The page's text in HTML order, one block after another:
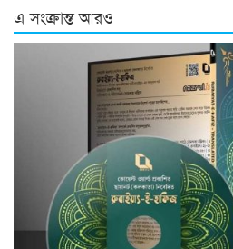
এ সংক্রান্ত আরও